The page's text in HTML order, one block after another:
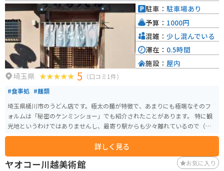
はぜひ参加してみてください。 また、桶川市は、中山道の宿場町として栄え
た歴史があり、宿場町時代の面影を残す建物や史跡なども点在しています。
道の駅の周辺にも、歴史を感じられるスポットがいくつかあるので、散策し
てみるのも良いでしょう。 道の駅 べに花の郷おけがわは、地元の農産物や特
産品を購入できるだけでなく、桶川市の歴史や文化に触れることもできる場
所です。 圏央道を利用してのドライブやツーリングの休憩場所として、ぜひ
立ち寄ってみてください。 近隣には、桶川市歴史民俗資料館や、桶川スポー
ツランドなど、様々な観光スポットがあります。 少し足を延ばせば、川越市
わを拠点に、周辺の観光スポットを巡るのもおすすめです。 道の駅内には、
情報コーナーも設置されているので、周辺の観光情報やイベント情報などを
得ることもできます。 また、地元のボランティアガイドによる案内なども行
われているので、より深く桶川市について知りたい方は、気軽に声をかけて
みてください。 バイクで訪れる方は、道の駅の駐車場にバイク専用の駐輪ス
ペースが設けられているので、安心して駐車できます。 また、道の駅周辺に
は、自然豊かな公園や、走りやすい道路もあるので、ツーリングの休憩場所
としてだけでなく、目的地としてもおすすめです。
埼玉県 5 （口コミ1件）
#食事処 #麺類
埼玉県桶川市のうどん店です。極太の麺が特徴で、あまりにも極端なそのフ
ォルムは「秘密のケンミンショー」でも紹介されたことがあります。 特に観
光地というわけではありませんし、最寄り駅からも少々離れているので（徒
歩だと45分ぐらい）行列ができるという感じではありません。 とは言え地元
の人が昼時はひっきりなしに訪れますので、極太麺を目当てに行くのであれ
ば早めに来店しないと品切れになります。 うどんの食べ方は、基本のもり・
つけの他にもカレー・すきやき・鴨南蛮などいろいろ選ぶことが可能です。
詳しく見る
駐車： 駐車場あり
予算： 1000円
混雑： 少し混んでいる
滞在： 0.5時間
施設： 屋内
ヤオコー川越美術館 お気に入り